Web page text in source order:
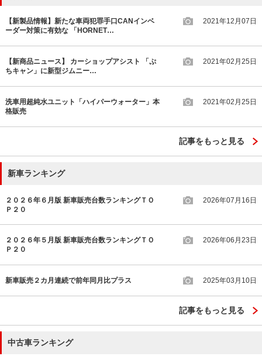
【新製品情報】新たな車両犯罪手口CANインベ
ーダー対策に有効な 「HORNET…
2021年12月07日
【新商品ニュース】 カーショップアシスト 「ぷ
ちキャン」に新型ジムニー…
2021年02月25日
洗車用超純水ユニット「ハイパーウォーター」本
格販売
2021年02月25日
記事をもっと見る
新車ランキング
２０２６年６月版 新車販売台数ランキングＴＯ
Ｐ２０
2026年07月16日
２０２６年５月版 新車販売台数ランキングＴＯ
Ｐ２０
2026年06月23日
新車販売２カ月連続で前年同月比プラス 2025年03月10日
記事をもっと見る
中古車ランキング